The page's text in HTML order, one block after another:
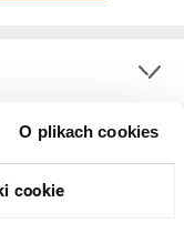
O plikach cookies
cookie